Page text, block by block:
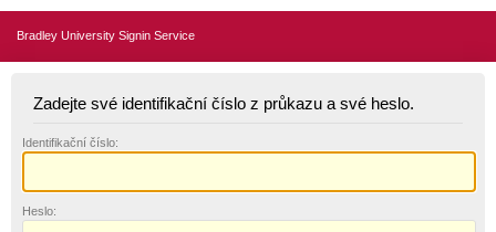
Bradley University Signin Service
Zadejte své identifikační číslo z průkazu a své heslo.
Identifikační číslo:
Heslo: